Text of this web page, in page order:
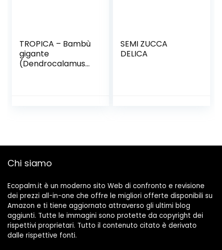
TROPICA – Bambù
gigante
(Dendrocalamus
SEMI ZUCCA
DELICA
Chi siamo
Ecopalm.it è un moderno sito Web di confronto e revisione
dei prezzi all-in-one che offre le migliori offerte disponibili su
Amazon e ti tiene aggiornato attraverso gli ultimi blog
aggiunti. Tutte le immagini sono protette da copyright dei
rispettivi proprietari. Tutto il contenuto citato è derivato
dalle rispettive fonti.